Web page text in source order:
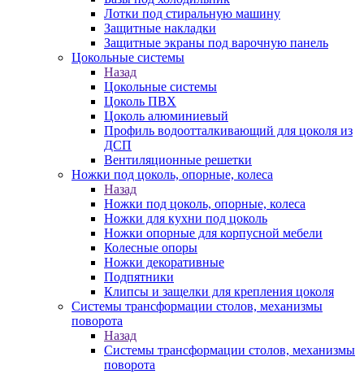
Лотки под стиральную машину
Защитные накладки
Защитные экраны под варочную панель
Цокольные системы
Назад
Цокольные системы
Цоколь ПВХ
Цоколь алюминиевый
Профиль водоотталкивающий для цоколя из
ДСП
Вентиляционные решетки
Ножки под цоколь, опорные, колеса
Назад
Ножки под цоколь, опорные, колеса
Ножки для кухни под цоколь
Ножки опорные для корпусной мебели
Колесные опоры
Ножки декоративные
Подпятники
Клипсы и защелки для крепления цоколя
Системы трансформации столов, механизмы
поворота
Назад
Системы трансформации столов, механизмы
поворота